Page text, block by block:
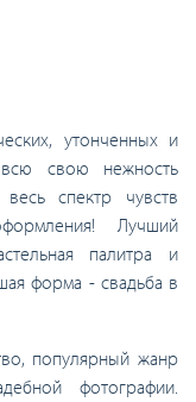
утонченных и
свою нежность
спектр чувств
Лучший
палитра и
форма - свадьба в
популярный жанр
фотографии.